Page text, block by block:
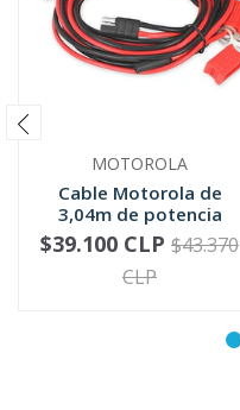
MOTOROLA
Cable Motorola de
3,04m de potencia
media para ...
+
-
$39.100 CLP $43.370
CLP